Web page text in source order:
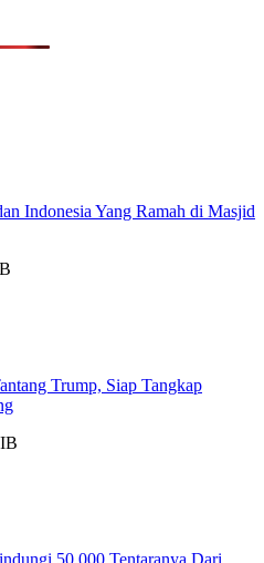
Indonesia Yang Ramah di Masjid
Trump, Siap Tangkap
50.000 Tentaranya Dari